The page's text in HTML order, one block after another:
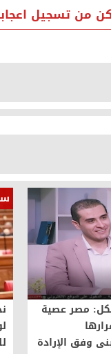
من تسجيل
مصر عصية
وفق الإرادة